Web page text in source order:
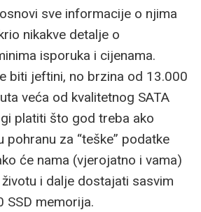
sve informacije o njima
nikakve detalje o
isporuka i cijenama.
biti jeftini, no brzina od 13.000
veća od kvalitetnog SATA
platiti što god treba ako
za “teške” podatke
će nama (vjerojatno i vama)
i dalje dostajati sasvim
SSD memorija.